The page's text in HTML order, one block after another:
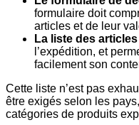
formulaire doit
articles et de leur
La liste des articles
l’expédition, et
facilement son
Cette liste n’est pas
être exigés selon les
catégories de produits